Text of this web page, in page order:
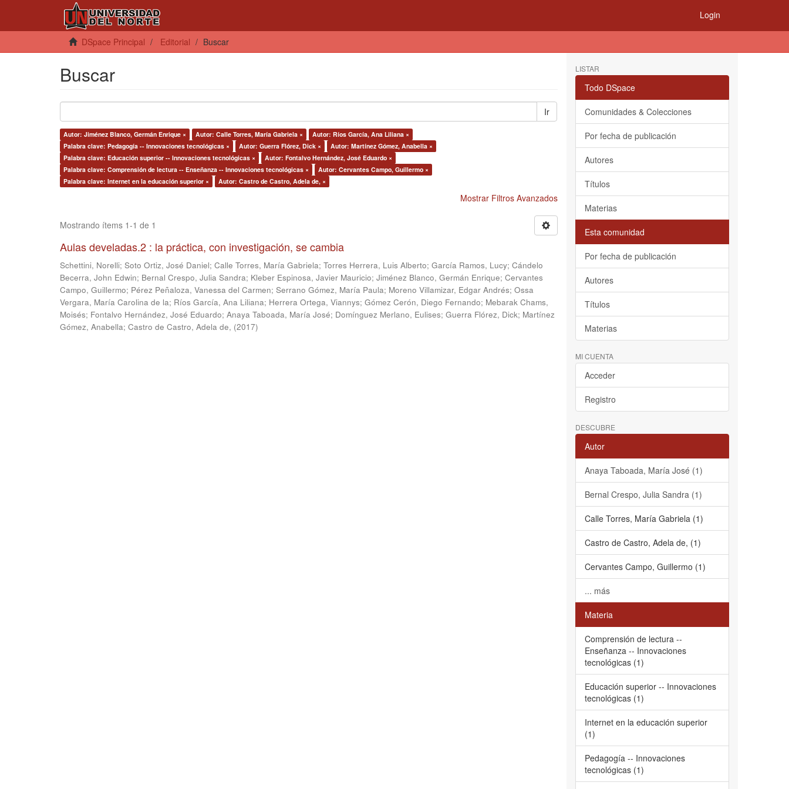
Login
DSpace Principal Editorial Buscar
Buscar
Ir
Autor: Jiménez Blanco, Germán Enrique × Autor: Calle Torres, María Gabriela ×
Autor: Ríos García, Ana Liliana ×
Palabra clave: Pedagogía -- Innovaciones tecnológicas ×
Autor: Guerra Flórez, Dick ×
Autor: Martínez Gómez, Anabella ×
Palabra clave: Educación superior -- Innovaciones tecnológicas ×
Autor: Fontalvo Hernández, José Eduardo ×
Palabra clave: Comprensión de lectura -- Enseñanza -- Innovaciones tecnológicas ×
Autor: Cervantes Campo, Guillermo ×
Palabra clave: Internet en la educación superior ×
Autor: Castro de Castro, Adela de, ×
Mostrar Filtros Avanzados
Mostrando ítems 1-1 de 1
Aulas develadas.2 : la práctica, con investigación, se cambia
Schettini, Norelli; Soto Ortiz, José Daniel; Calle Torres, María Gabriela; Torres Herrera, Luis Alberto; García Ramos, Lucy; Cándelo
Becerra, John Edwin; Bernal Crespo, Julia Sandra; Kleber Espinosa, Javier Mauricio; Jiménez Blanco, Germán Enrique; Cervantes
Campo, Guillermo; Pérez Peñaloza, Vanessa del Carmen; Serrano Gómez, María Paula; Moreno Villamizar, Edgar Andrés; Ossa
Vergara, María Carolina de la; Ríos García, Ana Liliana; Herrera Ortega, Viannys; Gómez Cerón, Diego Fernando; Mebarak Chams,
Moisés; Fontalvo Hernández, José Eduardo; Anaya Taboada, María José; Domínguez Merlano, Eulises; Guerra Flórez, Dick; Martínez
Gómez, Anabella; Castro de Castro, Adela de, (2017)
LISTAR
Todo DSpace
Comunidades & Colecciones
Por fecha de publicación
Autores
Títulos
Materias
Esta comunidad
Por fecha de publicación
Autores
Títulos
Materias
MI CUENTA
Acceder
Registro
DESCUBRE
Autor
Anaya Taboada, María José (1)
Bernal Crespo, Julia Sandra (1)
Calle Torres, María Gabriela (1)
Castro de Castro, Adela de, (1)
Cervantes Campo, Guillermo (1)
... más
Materia
Comprensión de lectura --
Enseñanza -- Innovaciones
tecnológicas (1)
Educación superior -- Innovaciones
tecnológicas (1)
Internet en la educación superior
(1)
Pedagogía -- Innovaciones
tecnológicas (1)